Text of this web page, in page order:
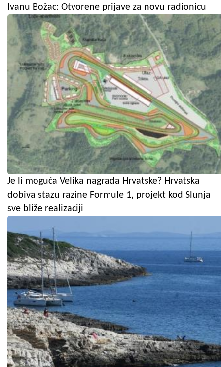
Ivanu Božac: Otvorene prijave za novu radionicu
Je li moguća Velika nagrada Hrvatske? Hrvatska
dobiva stazu razine Formule 1, projekt kod Slunja
sve bliže realizaciji